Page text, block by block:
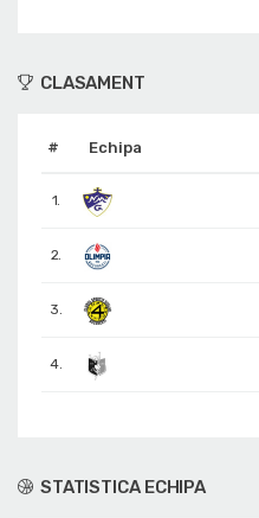
CLASAMENT
# Echipa
1.
2.
3.
4.
STATISTICA ECHIPA